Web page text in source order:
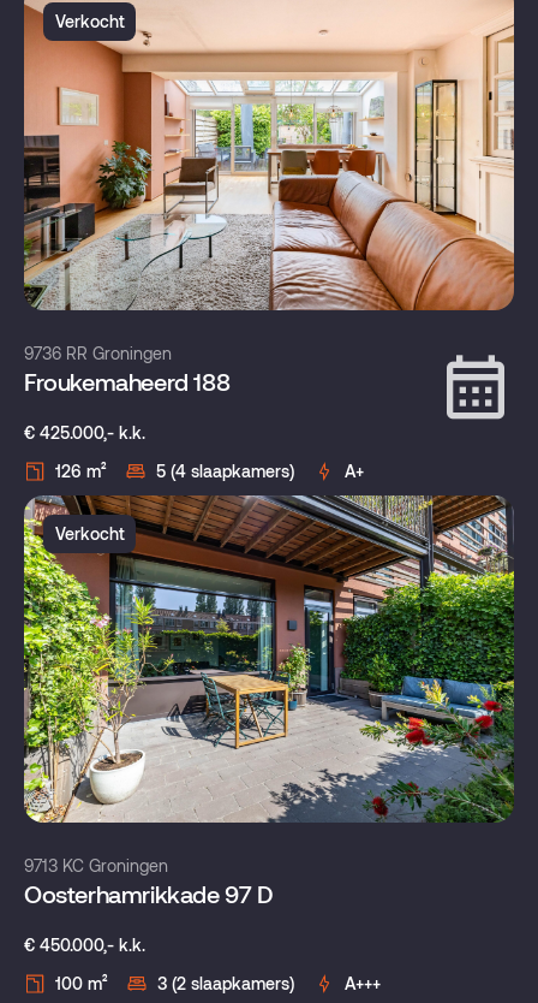
Verkocht
9736 RR Groningen
Froukemaheerd 188
€ 425.000,- k.k.
126 m²
5 (4 slaapkamers) A+
Verkocht
9713 KC Groningen
Oosterhamrikkade 97 D
€ 450.000,- k.k.
100 m²
3 (2 slaapkamers) A+++